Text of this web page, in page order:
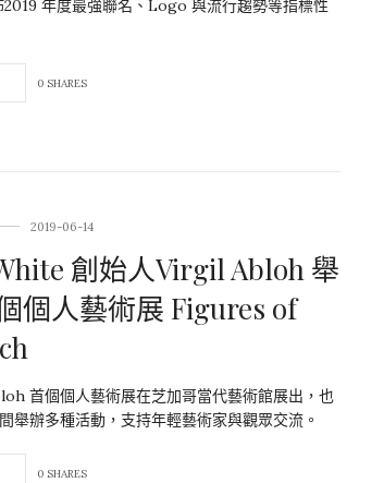
年度最強聯名、Logo 與流行趨勢等指標性
0 SHARES
2019-06-14
創始人Virgil Abloh 舉
個人藝術展 Figures of
首個個人藝術展在芝加哥當代藝術館展出，也
舉辦多種活動，支持年輕藝術家與觀眾交流。
0 SHARES